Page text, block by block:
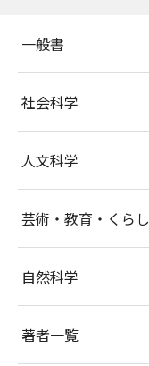
一般書
社会科学
人文科学
芸術・教育・くらし
自然科学
著者一覧